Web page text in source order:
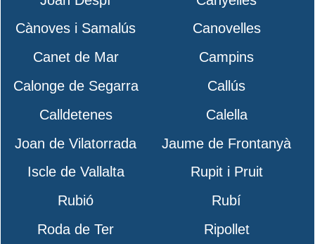
Cànoves i Samalús
Canovelles
Canet de Mar
Campins
Calonge de Segarra
Callús
Calldetenes
Calella
Joan de Vilatorrada
Jaume de Frontanyà
Iscle de Vallalta
Rupit i Pruit
Rubió
Rubí
Roda de Ter
Ripollet